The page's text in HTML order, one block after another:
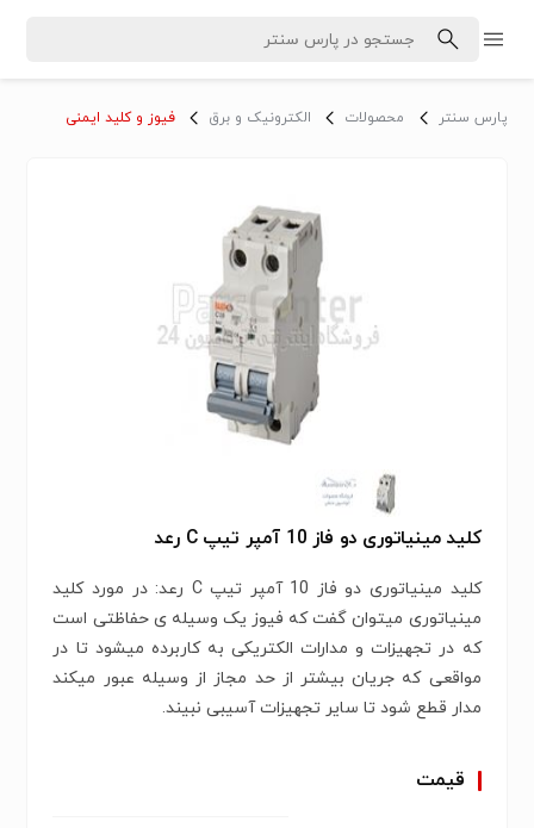
پارس سنتر محصولات الکترونیک و برق فیوز و کلید ایمنی
کلید مینیاتوری دو فاز 10 آمپر تیپ C رعد
کلید مینیاتوری دو فاز 10 آمپر تیپ C رعد: در مورد کلید
مینیاتوری می­توان گفت که فیوز یک وسیله­ ی حفاظتی است
که در تجهیزات و مدارات الکتریکی به کاربرده می­شود تا در
مواقعی که جریان بیشتر از حد مجاز از وسیله عبور می­کند
مدار قطع شود تا سایر تجهیزات آسیبی نبیند.
قیمت